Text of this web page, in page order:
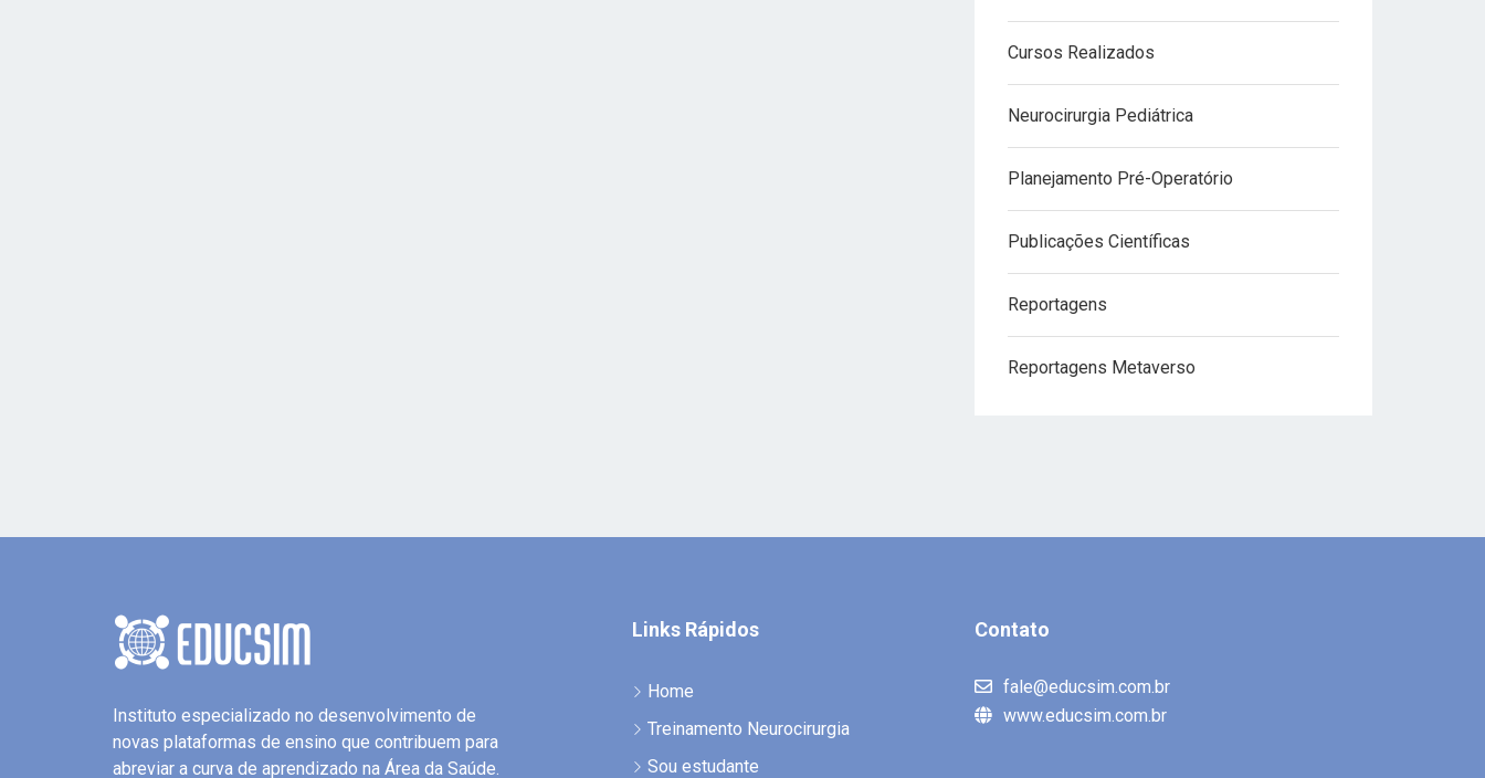
Cursos Realizados
Neurocirurgia Pediátrica
Planejamento Pré-Operatório
Publicações Científicas
Reportagens
Reportagens Metaverso
Instituto especializado no desenvolvimento de
novas plataformas de ensino que contribuem para
abreviar a curva de aprendizado na Área da Saúde.
Links Rápidos
Home
Treinamento Neurocirurgia
Sou estudante
Contato
fale@educsim.com.br
www.educsim.com.br